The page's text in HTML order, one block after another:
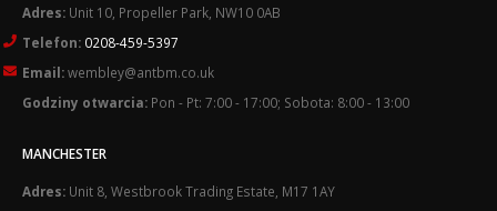
Adres: Unit 10, Propeller Park, NW10 0AB
Telefon: 0208-459-5397
Email:wembley@antbm.co.uk
Godziny otwarcia: Pon - Pt: 7:00 - 17:00; Sobota: 8:00 - 13:00
MANCHESTER
Adres: Unit 8, Westbrook Trading Estate, M17 1AY